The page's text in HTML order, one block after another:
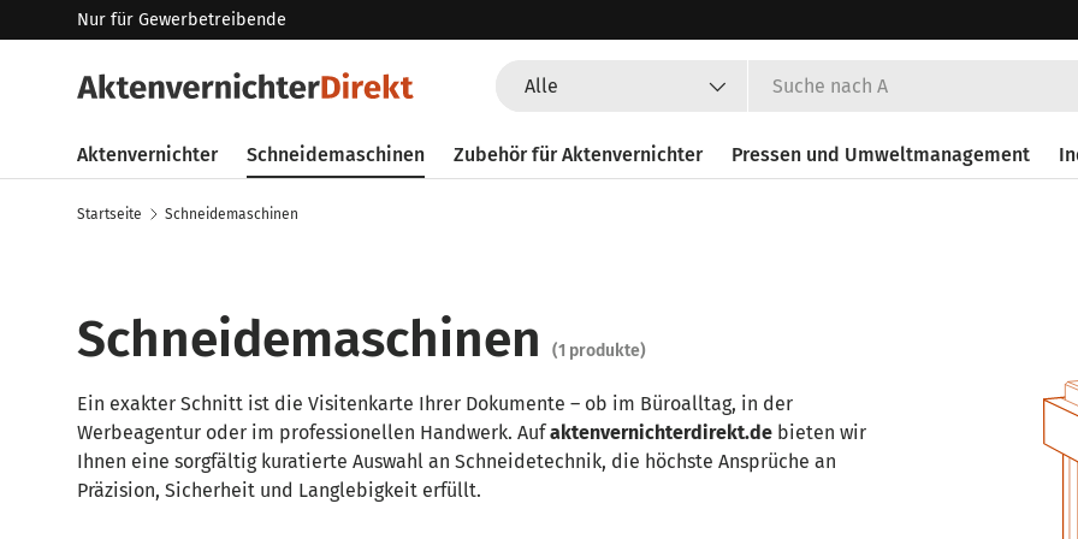
Direkt zum Inhalt
Nur für Gewerbetreibende
Suchen
Alle
Aktenvernichter Schneidemaschinen Zubehör für Aktenvernichter Pressen und Umweltmanagement
Startseite Schneidemaschinen
Schneidemaschinen (1 produkte)
Ein exakter Schnitt ist die Visitenkarte Ihrer Dokumente – ob im Büroalltag, in der
Werbeagentur oder im professionellen Handwerk. Aufaktenvernichterdirekt.de bieten wir
Ihnen eine sorgfältig kuratierte Auswahl an Schneidetechnik, die höchste Ansprüche an
Präzision, Sicherheit und Langlebigkeit erfüllt.